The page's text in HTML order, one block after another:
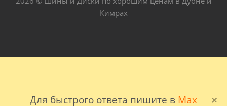
Для быстрого ответа пишите в Max
Кимрах